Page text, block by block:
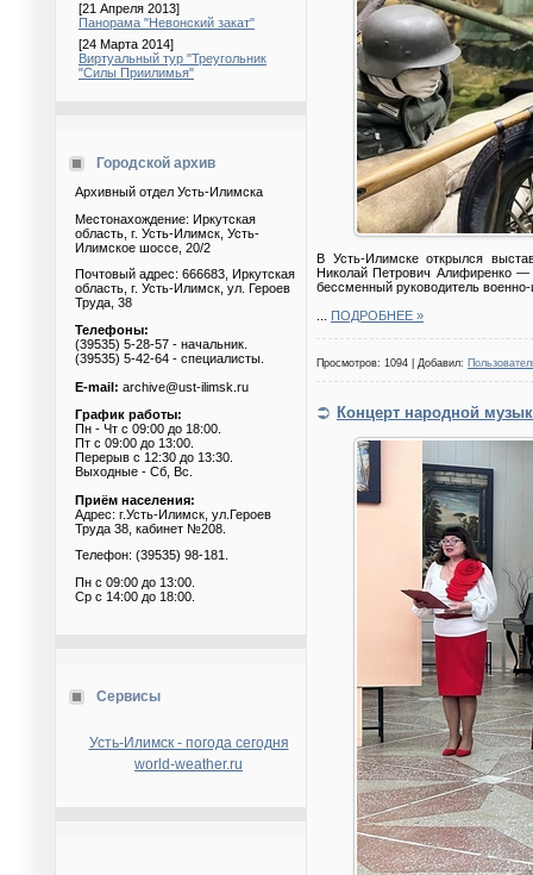
[21 Апреля 2013]
Панорама "Невонский закат"
[24 Марта 2014]
Виртуальный тур "Треугольник
"Силы Приилимья"
Городской архив
Архивный отдел Усть-Илимска
Местонахождение: Иркутская
область, г. Усть-Илимск, Усть-
Илимское шоссе, 20/2
Почтовый адрес: 666683, Иркутская
область, г. Усть-Илимск, ул. Героев
Труда, 38
Телефоны:
(39535) 5-28-57 - начальник.
(39535) 5-42-64 - специалисты.
E-mail: archive@ust-ilimsk.ru
График работы:
Пн - Чт с 09:00 до 18:00.
Пт с 09:00 до 13:00.
Перерыв с 12:30 до 13:30.
Выходные - Сб, Вс.
Приём населения:
Адрес: г.Усть-Илимск, ул.Героев
Труда 38, кабинет №208.
Телефон: (39535) 98-181.
Пн с 09:00 до 13:00.
Ср с 14:00 до 18:00.
Сервисы
Усть-Илимск - погода сегодня
world-weather.ru
В Усть-Илимске открылся
Николай Петрович Алифиренко —
бессменный руководитель
ПОДРОБНЕЕ »
Просмотров: 1094 | Добавил:
Концерт народной